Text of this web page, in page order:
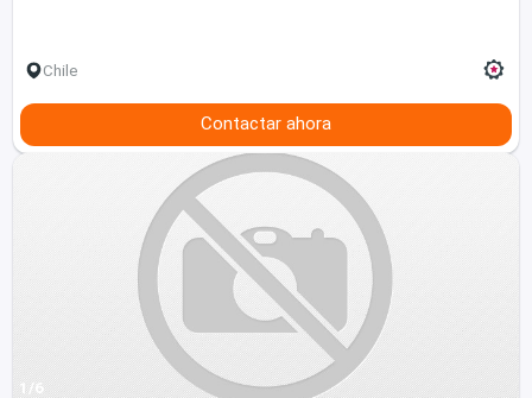
Chile
Contactar ahora
1/6